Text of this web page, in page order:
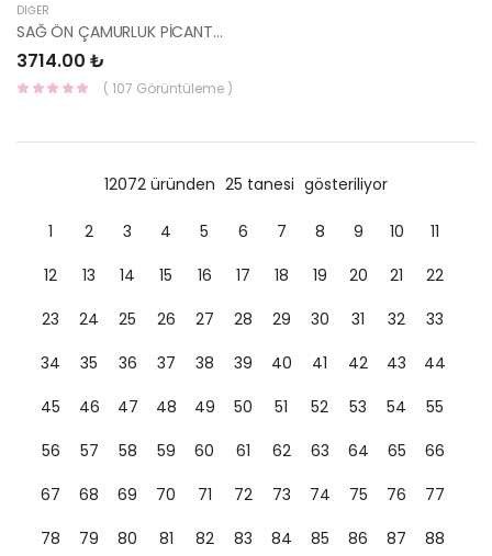
DIĞER
SAĞ ÖN ÇAMURLUK PİCANTO 66321-07000-TW
3714.00 ₺
( 107 Görüntüleme )
12072 üründen 25 tanesi gösteriliyor
1 2 3 4 5 6 7 8 9 10
11
12
13 14 15 16 17 18 19 20 21
22
23
24 25 26 27 28 29 30 31 32
33
34
35 36 37 38 39 40 41 42 43
44
45
46 47 48 49 50 51 52 53 54
55
56
57 58 59 60 61 62 63 64 65
66
67
68 69 70 71 72 73 74 75 76
77
78
79 80 81 82 83 84 85 86 87
88